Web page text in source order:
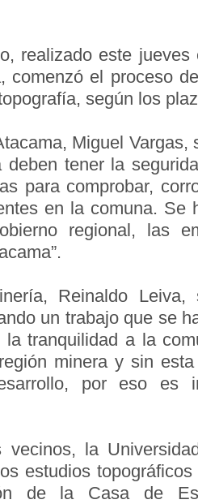
realizado este
comenzó el proceso
según los
Miguel Vargas,
deben tener la
para comprobar,
en la comuna. Se
regional, las
Reinaldo Leiva,
un trabajo que se
tranquilidad a la
minera y sin
por eso es
la
estudios
de la Casa de